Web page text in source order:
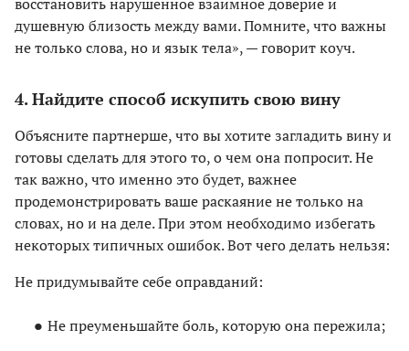
восстановить нарушенное взаимное доверие и
душевную близость между вами. Помните, что важны
не только слова, но и язык тела», — говорит коуч.
4. Найдите способ искупить свою вину
Объясните партнерше, что вы хотите загладить вину и
готовы сделать для этого то, о чем она попросит. Не
так важно, что именно это будет, важнее
продемонстрировать ваше раскаяние не только на
словах, но и на деле. При этом необходимо избегать
некоторых типичных ошибок. Вот чего делать нельзя:
Не придумывайте себе оправданий:
Не преуменьшайте боль, которую она пережила;